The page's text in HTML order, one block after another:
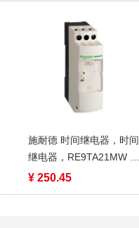
施耐德 时间继电器，时间
继电器，RE9TA21MW 售
卖规格：1只
¥ 250.45